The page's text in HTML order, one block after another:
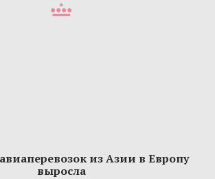
из Азии в Европу
выросла